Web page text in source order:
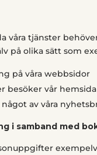
våra tjänster
på olika sätt som
på våra webbsidor
besöker vår hemsida
av våra
i samband med